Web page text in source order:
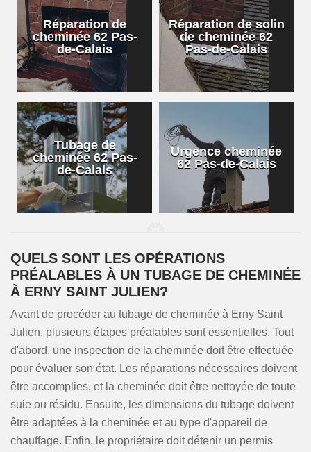
Réparation de
cheminée 62 Pas-
de-Calais
Réparation de solin
de cheminée 62
Pas-de-Calais
Tubage de
cheminée 62 Pas-
de-Calais
Urgence cheminée
62 Pas-de-Calais
QUELS SONT LES OPÉRATIONS
PRÉALABLES À UN TUBAGE DE CHEMINÉE
À ERNY SAINT JULIEN?
Avant de procéder au tubage de cheminée à Erny Saint
Julien, plusieurs étapes préalables sont essentielles. Tout
d'abord, une inspection de la cheminée doit être effectuée
pour évaluer son état. Les réparations nécessaires doivent
être accomplies, et la cheminée doit être nettoyée de toute
suie ou résidu. Ensuite, les dimensions du tubage doivent
être adaptées à la cheminée et au type d'appareil de
chauffage. Enfin, le propriétaire doit détenir un permis